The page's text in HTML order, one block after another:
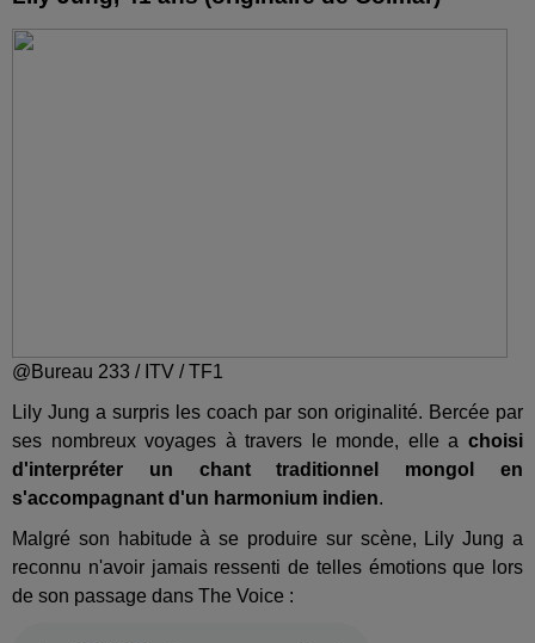
@Bureau 233 / ITV / TF1
Lily Jung a surpris les coach par son originalité. Bercée par
ses nombreux voyages à travers le monde, elle a choisi
d'interpréter un chant traditionnel mongol en
s'accompagnant d'un harmonium indien.
Malgré son habitude à se produire sur scène, Lily Jung a
reconnu n'avoir jamais ressenti de telles émotions que lors
de son passage dans The Voice :